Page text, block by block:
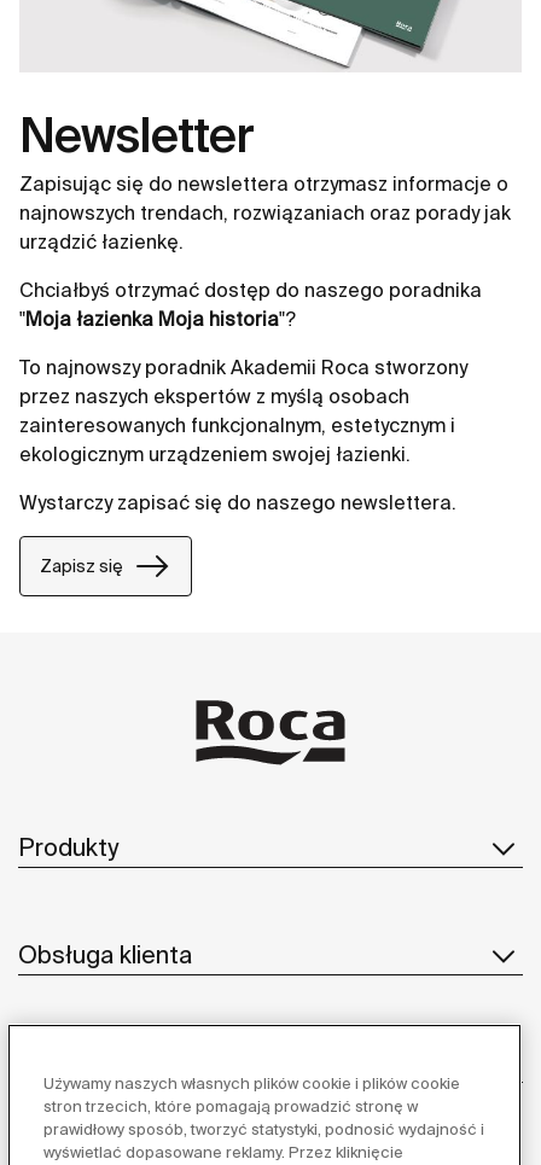
Newsletter
Zapisując się do newslettera otrzymasz informacje o
najnowszych trendach, rozwiązaniach oraz porady jak
urządzić łazienkę.
Chciałbyś otrzymać dostęp do naszego poradnika
"Moja łazienka Moja historia"?
To najnowszy poradnik Akademii Roca stworzony
przez naszych ekspertów z myślą osobach
zainteresowanych funkcjonalnym, estetycznym i
ekologicznym urządzeniem swojej łazienki.
Wystarczy zapisać się do naszego newslettera.
Zapisz się
Produkty
Obsługa klienta
Używamy naszych własnych plików cookie i plików cookie
stron trzecich, które pomagają prowadzić stronę w
prawidłowy sposób, tworzyć statystyki, podnosić wydajność i
wyświetlać dopasowane reklamy. Przez kliknięcie